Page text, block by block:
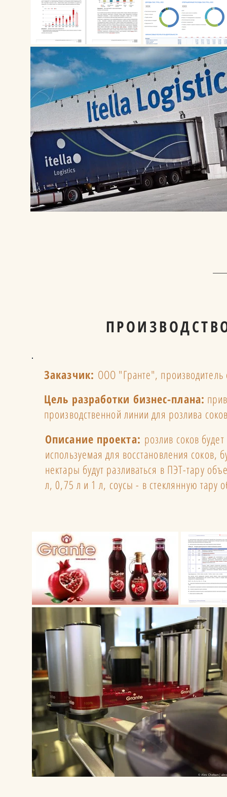
Заказчик: ООО "Гранте",
Цель разработки бизнес-плана:
производственной линии для розлива
Описание проекта: розлив соков
используемая для восстановления соков,
нектары будут разливаться в ПЭТ-тару
л, 0,75 л и 1 л, соусы - в стеклянную